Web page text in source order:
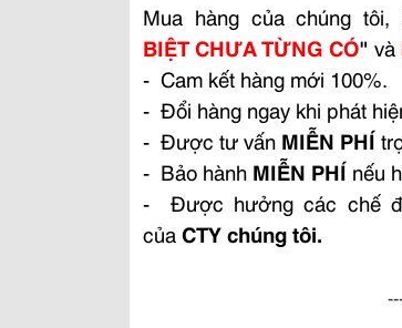
Mua hàng của chúng
BIỆT CHƯA TỪNG CÓ" và
- Cam kết hàng mới 100%.
- Đổi hàng ngay khi phát
- Được tư vấn MIỄN PHÍ
- Bảo hành MIỄN PHÍ nếu
- Được hưởng các chế
củaCTY chúng tôi.